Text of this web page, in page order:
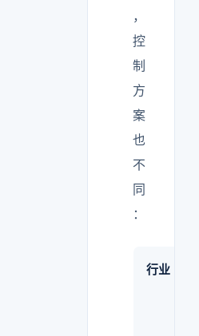
，
控
制
方
案
也
不
同
：
行业